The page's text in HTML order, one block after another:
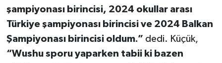
şampiyonası birincisi, 2024 okullar arası
Türkiye şampiyonası birincisi ve 2024 Balkan
Şampiyonası birincisi oldum.” dedi. Küçük,
“Wushu sporu yaparken tabii ki bazen